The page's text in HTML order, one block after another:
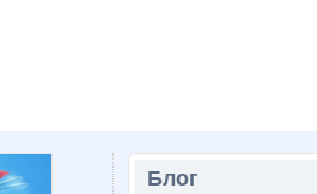
Блог